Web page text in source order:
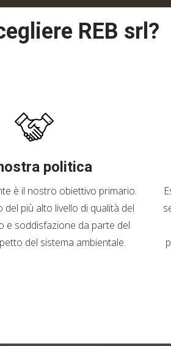
REB srl?
politica
è il nostro obiettivo primario.
del più alto livello di qualità del
e soddisfazione da parte del
del sistema ambientale.